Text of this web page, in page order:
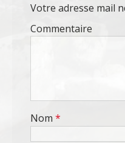
Votre adresse mail
Commentaire
Nom *